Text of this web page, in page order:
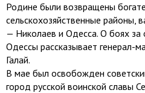
Родине были возвращены
сельскохозяйственные районы,
— Николаев и Одесса. О боях за
Одессы рассказывает генерал-
Галай.
В мае был освобожден
город русской воинской славы